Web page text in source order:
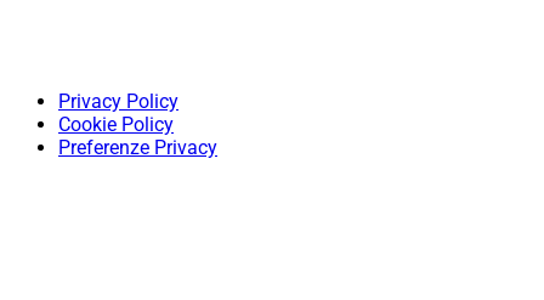
Privacy Policy
Cookie Policy
Preferenze Privacy